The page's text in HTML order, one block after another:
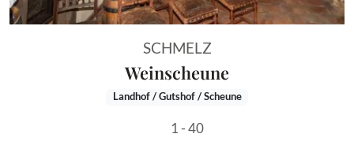
SCHMELZ
Weinscheune
Landhof / Gutshof / Scheune
1 - 40